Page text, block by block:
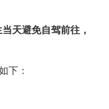
天避免自驾前往，
下：